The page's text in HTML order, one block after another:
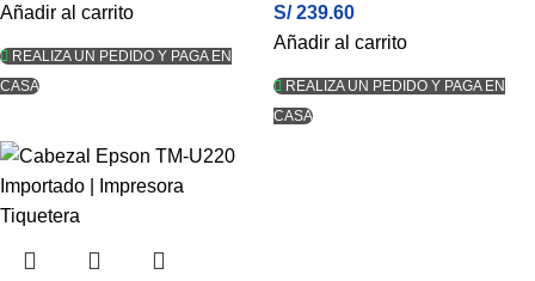
Añadir al carrito
REALIZA UN PEDIDO Y PAGA EN
CASA
S/239.60
Añadir al carrito
REALIZA UN PEDIDO Y PAGA EN
CASA